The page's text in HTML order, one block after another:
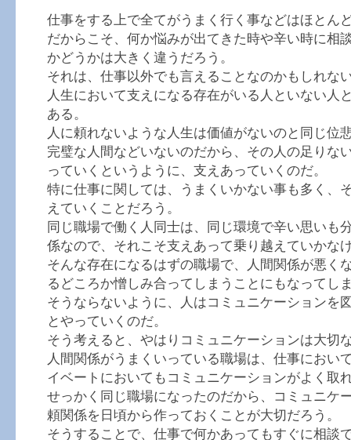
仕事をする上で全てがうまく行く事などはほとん
だからこそ、何か悩みが出てきた時や辛い時に相
かどうかは大きく違うだろう。
それは、仕事以外でも言えることなのかもしれな
人生において支えになる存在がいる人といない人
ある。
人に頼れないような人生は価値がないのと同じ位
完璧な人間などいないのだから、その人の足りな
っていくというように、支えあっていくのだ。
特に仕事に関しては、うまくいかない事も多く、
えていくことだろう。
同じ職場で働く人同士は、同じ環境で辛い思いも
係なので、それこそ支えあって乗り越えていかな
そんな存在になるはずの職場で、人間関係が悪く
るどころか憎しみ合ってしまうことにもなってし
そうならないように、人はコミュニケーションを
とやっていくのだ。
そう考えると、やはりコミュニケーションは大切
人間関係がうまくいっている職場は、仕事におい
イベートにおいてもコミュニケーションがよく取
せっかく同じ職場になったのだから、コミュニケ
頼関係を日頃から作っておくことが大切だろう。
そうすることで、仕事で何かあってもすぐに相談